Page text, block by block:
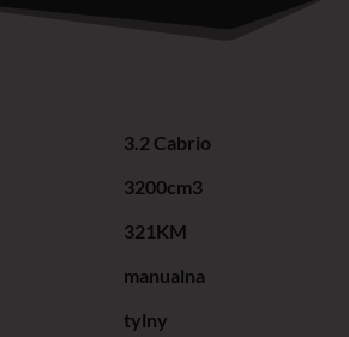
3.2 Cabrio
3200cm3
321KM
manualna
tylny